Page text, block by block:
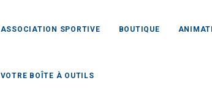
ASSOCIATION SPORTIVE BOUTIQUE
VOTRE BOÎTE À OUTILS